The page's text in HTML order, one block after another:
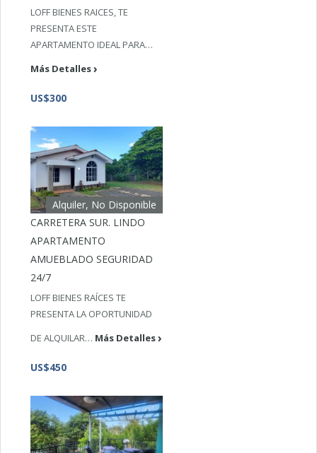
LOFF BIENES RAICES, TE
PRESENTA ESTE
APARTAMENTO IDEAL PARA…
Más Detalles
US$300
Alquiler, No Disponible
CARRETERA SUR. LINDO
APARTAMENTO
AMUEBLADO SEGURIDAD
24/7
LOFF BIENES RAÍCES TE
PRESENTA LA OPORTUNIDAD
DE ALQUILAR… Más Detalles
US$450